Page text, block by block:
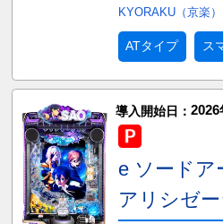
KYORAKU（京楽）
ATタイプ ス
導入開始日： 2026
e ソードア
アリシゼ